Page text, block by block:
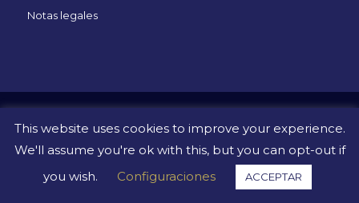
Notas legales
This website uses cookies to improve your experience.
We'll assume you're ok with this, but you can opt-out if
you wish.
Configuraciones ACCEPTAR